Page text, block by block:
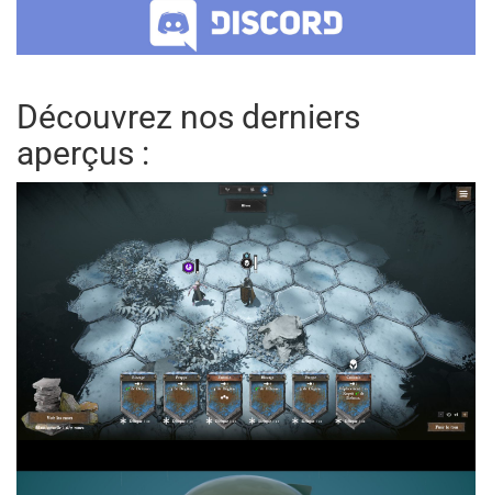
Découvrez nos derniers
aperçus :